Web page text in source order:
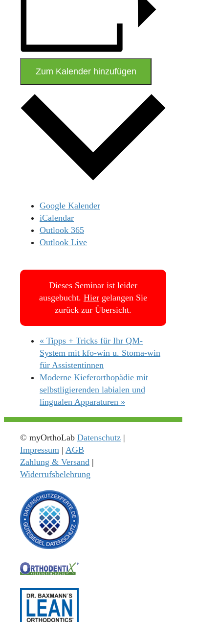
Zum Kalender hinzufügen
Google Kalender
iCalendar
Outlook 365
Outlook Live
Dieses Seminar ist leider
ausgebucht. Hiergelangen Sie
zurück zur Übersicht.
« Tipps + Tricks für Ihr QM-
System mit kfo-win u. Stoma-win
für Assistentinnen
Moderne Kieferorthopädie mit
selbstligierenden labialen und
lingualen Apparaturen »
© myOrthoLab Datenschutz |
Impressum | AGB
Zahlung & Versand |
Widerrufsbelehrung